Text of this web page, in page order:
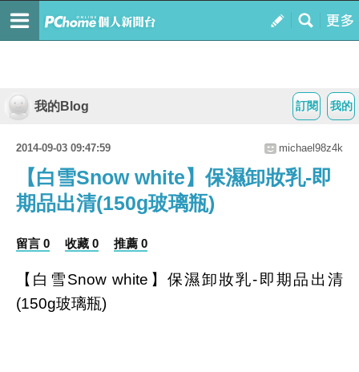
我的
訂閱
我的Blog
2014-09-03 09:47:59 michael98z4k
【白雪Snow white】保濕卸妝乳-即
期品出清(150g玻璃瓶)
留言 0 收藏 0 推薦 0
【白雪Snow white】保濕卸妝乳-即期品出清
(150g玻璃瓶)